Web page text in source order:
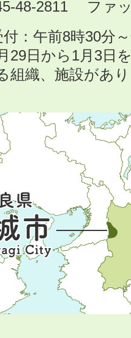
48-2811 ファ
付：午前8時30分
29日から1月3日
組織、施設があ